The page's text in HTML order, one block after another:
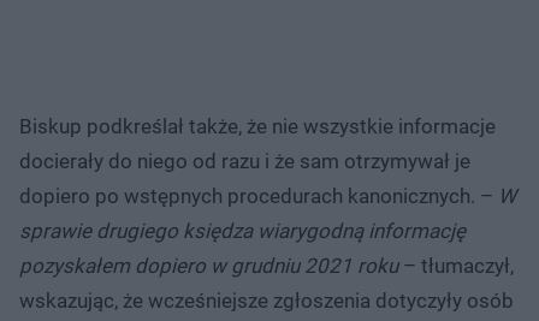
Biskup podkreślał także, że nie wszystkie informacje
docierały do niego od razu i że sam otrzymywał je
dopiero po wstępnych procedurach kanonicznych. – W
sprawie drugiego księdza wiarygodną informację
pozyskałem dopiero w grudniu 2021 roku– tłumaczył,
wskazując, że wcześniejsze zgłoszenia dotyczyły osób